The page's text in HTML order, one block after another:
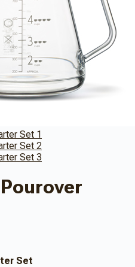
Pourover
Set